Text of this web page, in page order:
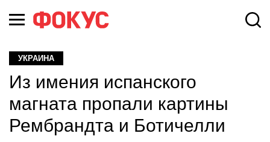
УКРАИНА
Из имения испанского
магната пропали картины
Рембрандта и Ботичелли